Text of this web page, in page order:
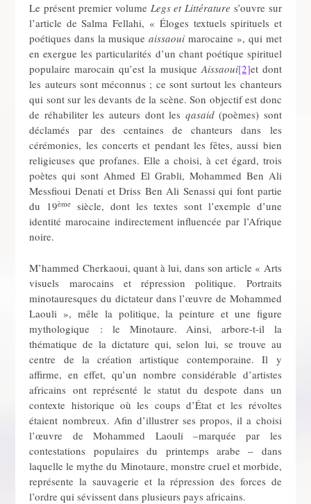
Le présent premier volume Legs et Littérature s’ouvre sur
l’article de Salma Fellahi, « Éloges textuels spirituels et
poétiques dans la musique aissaoui marocaine », qui met
en exergue les particularités d’un chant poétique spirituel
populaire marocain qu’est la musiqueAissaoui[2]et dont
les auteurs sont méconnus ; ce sont surtout les chanteurs
qui sont sur les devants de la scène. Son objectif est donc
de réhabiliter les auteurs dont les qasaid(poèmes) sont
déclamés par des centaines de chanteurs dans les
cérémonies, les concerts et pendant les fêtes, aussi bien
religieuses que profanes. Elle a choisi, à cet égard, trois
poètes qui sont Ahmed El Grabli, Mohammed Ben Ali
Messfioui Denati et Driss Ben Ali Senassi qui font partie
du 19ème siècle, dont les textes sont l’exemple d’une
identité marocaine indirectement influencée par l’Afrique
noire.
M’hammed Cherkaoui, quant à lui, dans son article « Arts
visuels marocains et répression politique. Portraits
minotauresques du dictateur dans l’œuvre de Mohammed
Laouli », mêle la politique, la peinture et une figure
mythologique : le Minotaure. Ainsi, arbore-t-il la
thématique de la dictature qui, selon lui, se trouve au
centre de la création artistique contemporaine. Il y
affirme, en effet, qu’un nombre considérable d’artistes
africains ont représenté le statut du despote dans un
contexte historique où les coups d’État et les révoltes
étaient nombreux. Afin d’illustrer ses propos, il a choisi
l’œuvre de Mohammed Laouli –marquée par les
contestations populaires du printemps arabe – dans
laquelle le mythe du Minotaure, monstre cruel et morbide,
représente la sauvagerie et la répression des forces de
l’ordre qui sévissent dans plusieurs pays africains.